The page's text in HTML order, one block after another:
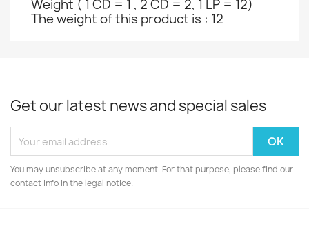
Weight ( 1 CD = 1 , 2 CD = 2, 1 LP = 12)
The weight of this product is : 12
Get our latest news and special sales
You may unsubscribe at any moment. For that purpose, please find our
contact info in the legal notice.